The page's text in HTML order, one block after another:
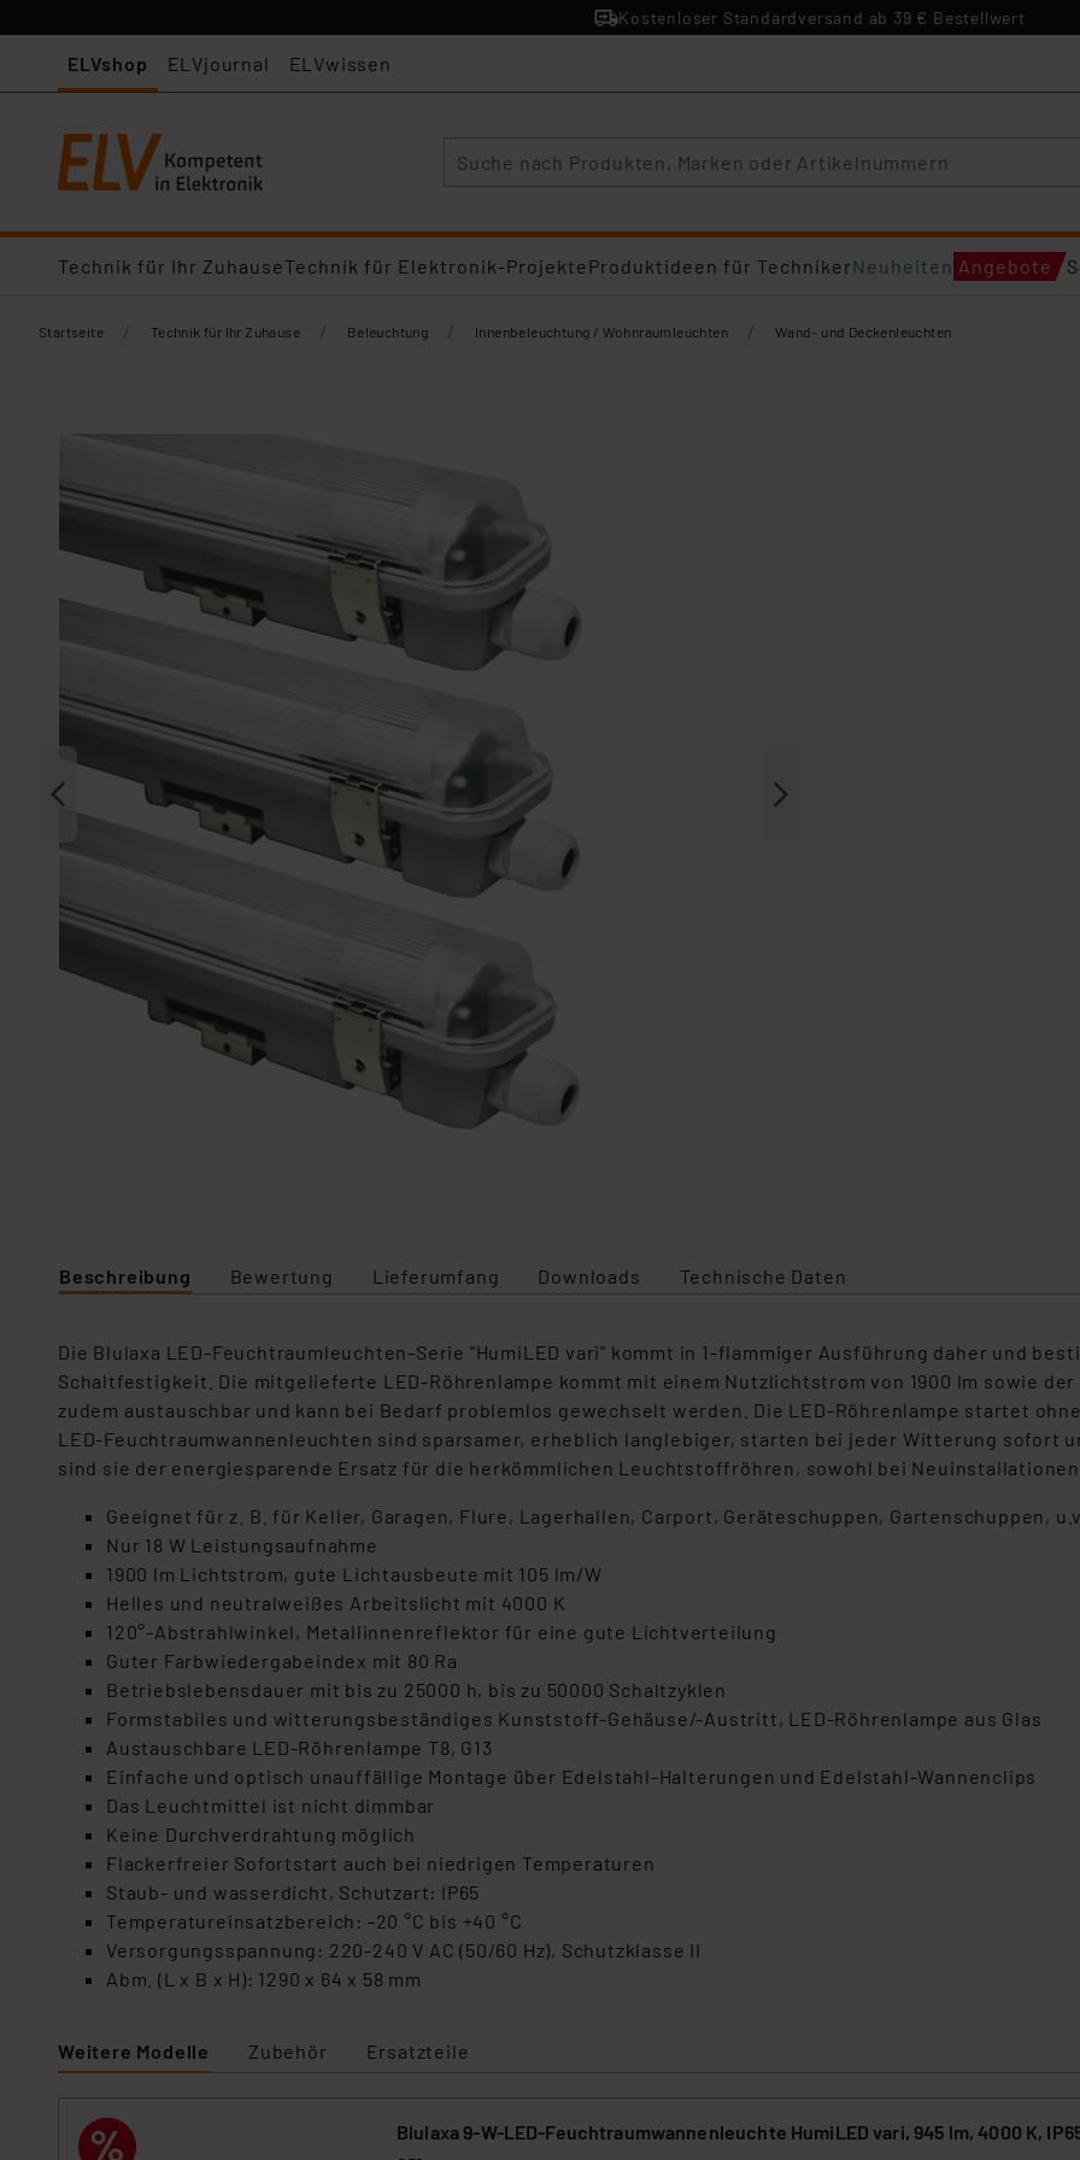
Kostenloser Standardversand ab 39 € Bestellwert
ELVshop ELVjournal ELVwissen
Technik für Ihr ZuhauseTechnik für Elektronik-ProjekteProduktideen für TechnikerNeuheiten Angebote
Startseite / Technik für Ihr Zuhause / Beleuchtung / Innenbeleuchtung / Wohnraumleuchten / Wand- und Deckenleuchten
Beschreibung Bewertung Lieferumfang Downloads Technische Daten
Die Blulaxa LED-Feuchtraumleuchten-Serie "HumiLED vari" kommt in 1-flammiger Ausführung daher und
Schaltfestigkeit. Die mitgelieferte LED-Röhrenlampe kommt mit einem Nutzlichtstrom von 1900 lm sowie
zudem austauschbar und kann bei Bedarf problemlos gewechselt werden. Die LED-Röhrenlampe startet
LED-Feuchtraumwannenleuchten sind sparsamer, erheblich langlebiger, starten bei jeder Witterung
sind sie der energiesparende Ersatz für die herkömmlichen Leuchtstoffröhren, sowohl bei
Geeignet für z. B. für Keller, Garagen, Flure, Lagerhallen, Carport, Geräteschuppen, Gartenschuppen,
Nur 18 W Leistungsaufnahme
1900 lm Lichtstrom, gute Lichtausbeute mit 105 lm/W
Helles und neutralweißes Arbeitslicht mit 4000 K
120°-Abstrahlwinkel, Metallinnenreflektor für eine gute Lichtverteilung
Guter Farbwiedergabeindex mit 80 Ra
Betriebslebensdauer mit bis zu 25000 h, bis zu 50000 Schaltzyklen
Formstabiles und witterungsbeständiges Kunststoff-Gehäuse/-Austritt, LED-Röhrenlampe aus Glas
Austauschbare LED-Röhrenlampe T8, G13
Einfache und optisch unauffällige Montage über Edelstahl-Halterungen und Edelstahl-Wannenclips
Das Leuchtmittel ist nicht dimmbar
Keine Durchverdrahtung möglich
Flackerfreier Sofortstart auch bei niedrigen Temperaturen
Staub- und wasserdicht, Schutzart: IP65
Temperatureinsatzbereich: -20 °C bis +40 °C
Versorgungsspannung: 220-240 V AC (50/60 Hz), Schutzklasse II
Abm. (L x B x H): 1290 x 64 x 58 mm
Weitere Modelle Zubehör Ersatzteile
Blulaxa 9-W-LED-Feuchtraumwannenleuchte HumiLED vari, 945 lm, 4000 K,